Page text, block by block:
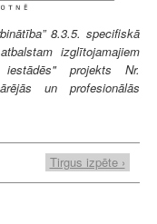
8.3.5. specifiskā
izglītojamajiem
projekts Nr.
un profesionālās
Tirgus izpēte ›